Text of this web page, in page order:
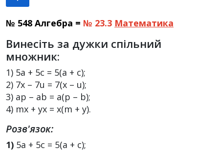
№ 548 Алгебра = № 23.3 Математика
Винесіть за дужки спільний
множник:
1) 5а + 5c = 5(а + c);
2) 7x – 7u = 7(x – u);
3) аp – аb = а(p – b);
4) mx + yx = х(m + y).
Розв'язок:
1) 5а + 5c = 5(а + c);